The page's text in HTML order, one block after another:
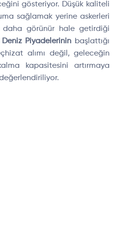
gösteriyor. Düşük kaliteli
sağlamak yerine askerleri
daha görünür hale getirdiği
Deniz Piyadelerinin başlattığı
alımı değil, geleceğin
kapasitesini artırmaya